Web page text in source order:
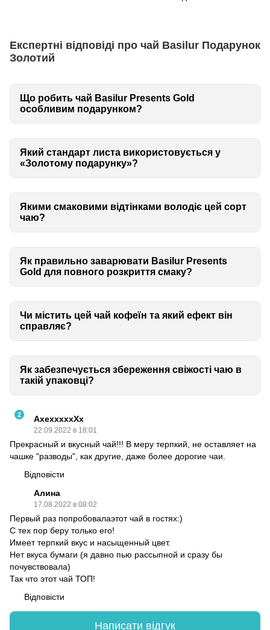
Експертні відповіді про чай Basilur Подарунок
Золотий
Що робить чай Basilur Presents Gold
особливим подарунком?
Який стандарт листа використовується у
«Золотому подарунку»?
Якими смаковими відтінками володіє цей сорт
чаю?
Як правильно заварювати Basilur Presents
Gold для повного розкриття смаку?
Чи містить цей чай кофеїн та який ефект він
справляє?
Як забезпечується збереження свіжості чаю в
такій упаковці?
2 AxexxxxxXx
22.09.2022 в 18:01
Прекрасный и вкусный чай!!! В меру терпкий, не оставляет на
чашке "разводы", как другие, даже более дорогие чаи.
Відповісти
Алина
17.08.2022 в 08:02
Первый раз попробовалаэтот чай в гостях:)
С тех пор беру только его!
Имеет терпкий вкус и насыщенный цвет.
Нет вкуса бумаги (я давно пью рассыпной и сразу бы
почувствовала)
Так что этот чай ТОП!
Відповісти
Написати відгук